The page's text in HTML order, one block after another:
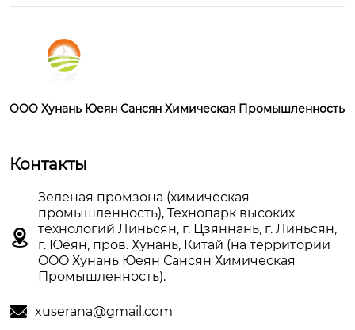
OOO Хунань Юеян Сансян Химическая Промышленность
Контакты

Зеленая промзона (химическая
промышленность), Технопарк высоких
технологий Линьсян, г. Цзяннань, г. Линьсян,
г. Юеян, пров. Хунань, Китай (на территории
OOO Хунань Юеян Сансян Химическая
Промышленность).
 xuserana@gmail.com